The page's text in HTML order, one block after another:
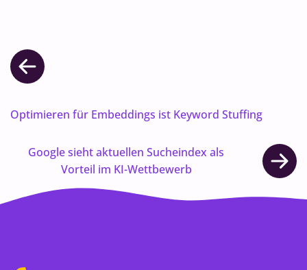
Optimieren für Embeddings ist Keyword Stuffing
Google sieht aktuellen Sucheindex als
Vorteil im KI-Wettbewerb